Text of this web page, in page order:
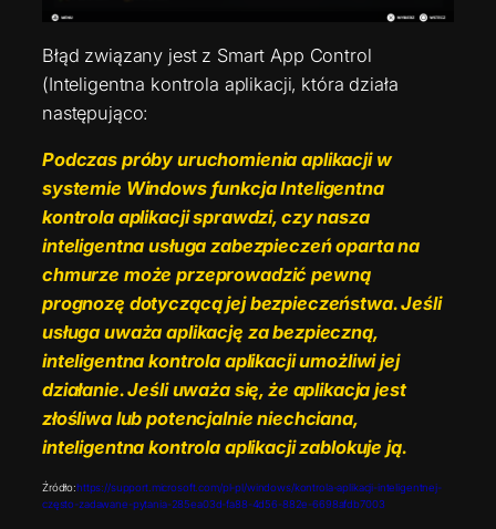
Błąd związany jest z Smart App Control
(Inteligentna kontrola aplikacji, która działa
następująco:
Podczas próby uruchomienia aplikacji w
systemie Windows funkcja Inteligentna
kontrola aplikacji sprawdzi, czy nasza
inteligentna usługa zabezpieczeń oparta na
chmurze może przeprowadzić pewną
prognozę dotyczącą jej bezpieczeństwa. Jeśli
usługa uważa aplikację za bezpieczną,
inteligentna kontrola aplikacji umożliwi jej
działanie. Jeśli uważa się, że aplikacja jest
złośliwa lub potencjalnie niechciana,
inteligentna kontrola aplikacji zablokuje ją.
Źródło:https://support.microsoft.com/pl-pl/windows/kontrola-aplikacji-inteligentnej-
często-zadawane-pytania-285ea03d-fa88-4d56-882e-6698afdb7003